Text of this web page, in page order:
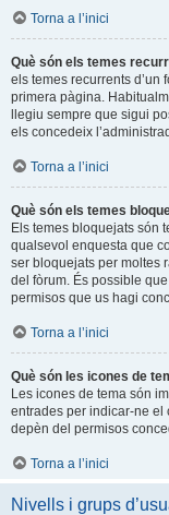
Torna a l’inici
Què són els temes
els temes recurrents d’un
primera pàgina.
llegiu sempre que sigui
els concedeix
Torna a l’inici
Què són els temes
Els temes bloquejats són
qualsevol enquesta que
ser bloquejats per moltes
del fòrum. És possible
permisos que us hagi
Torna a l’inici
Què són les icones de
Les icones de tema són
entrades per indicar-ne el
depèn del permisos
Torna a l’inici
Nivells i grups